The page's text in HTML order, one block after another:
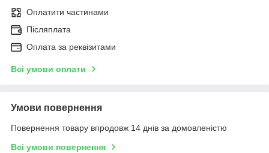
Оплатити частинами
Післяплата
Оплата за реквізитами
Всі умови оплати
Умови повернення
Повернення товару впродовж 14 днів за домовленістю
Всі умови повернення